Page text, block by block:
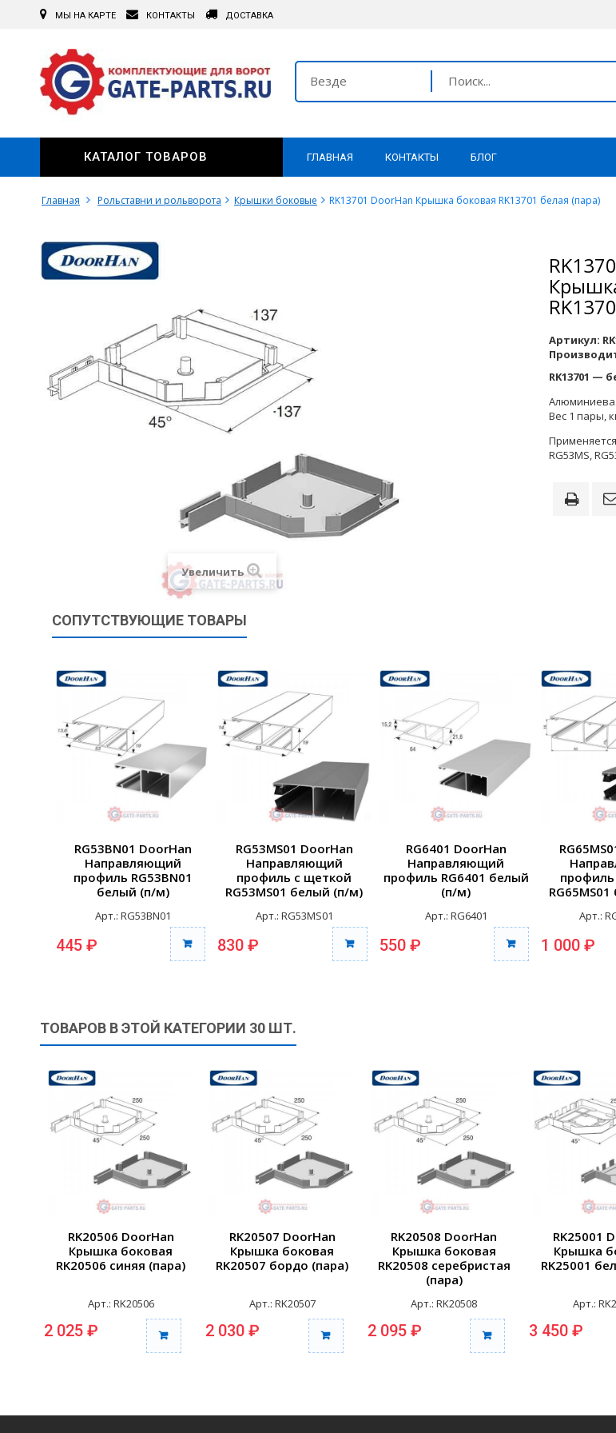
МЫ НА КАРТЕ КОНТАКТЫ ДОСТАВКА
Везде
ГЛАВНАЯ КОНТАКТЫ БЛОГ
КАТАЛОГ ТОВАРОВ
Главная Рольставни и рольворота Крышки боковые RK13701 DoorHan Крышка боковая RK13701 белая (пара)
Увеличить
Артикул:
RK13701 —
Вес 1 пары,
RG53MS,
СОПУТСТВУЮЩИЕ ТОВАРЫ
RG53BN01 DoorHan
Направляющий
профиль RG53BN01
белый (п/м)
Арт.: RG53BN01
445 ₽
RG53MS01 DoorHan
Направляющий
профиль с щеткой
RG53MS01 белый (п/м)
Арт.: RG53MS01
830 ₽
RG6401 DoorHan
Направляющий
профиль RG6401 белый
(п/м)
Арт.: RG6401
550 ₽
Арт.:
1 000 ₽
ТОВАРОВ В ЭТОЙ КАТЕГОРИИ 30 ШТ.
RK20506 DoorHan
Крышка боковая
RK20506 синяя (пара)
Арт.: RK20506
2 025 ₽
RK20507 DoorHan
Крышка боковая
RK20507 бордо (пара)
Арт.: RK20507
2 030 ₽
RK20508 DoorHan
Крышка боковая
RK20508 серебристая
(пара)
Арт.: RK20508
2 095 ₽
RK25001
Крышка
RK25001
Арт.:
3 450 ₽